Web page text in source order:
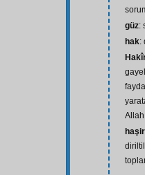
güz:
hak:
Allah
haşir